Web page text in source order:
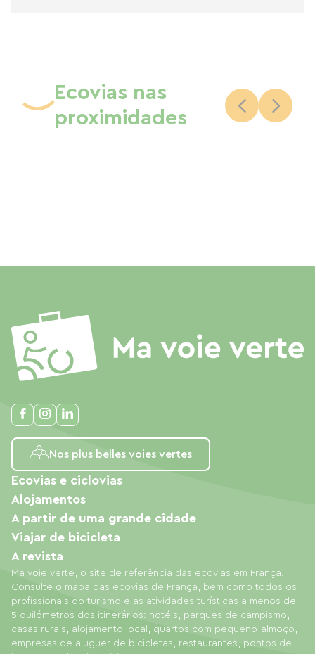
Ecovias nas
proximidades
Nos plus belles voies vertes
Ma voie verte, o site de referência das ecovias em França.
Consulte o mapa das ecovias de França, bem como todos os
profissionais do turismo e as atividades turísticas a menos de
5 quilómetros dos itinerários: hotéis, parques de campismo,
casas rurais, alojamento local, quartos com pequeno-almoço,
empresas de aluguer de bicicletas, restaurantes, pontos de
Ecovias e ciclovias
Alojamentos
A partir de uma grande cidade
Viajar de bicicleta
A revista